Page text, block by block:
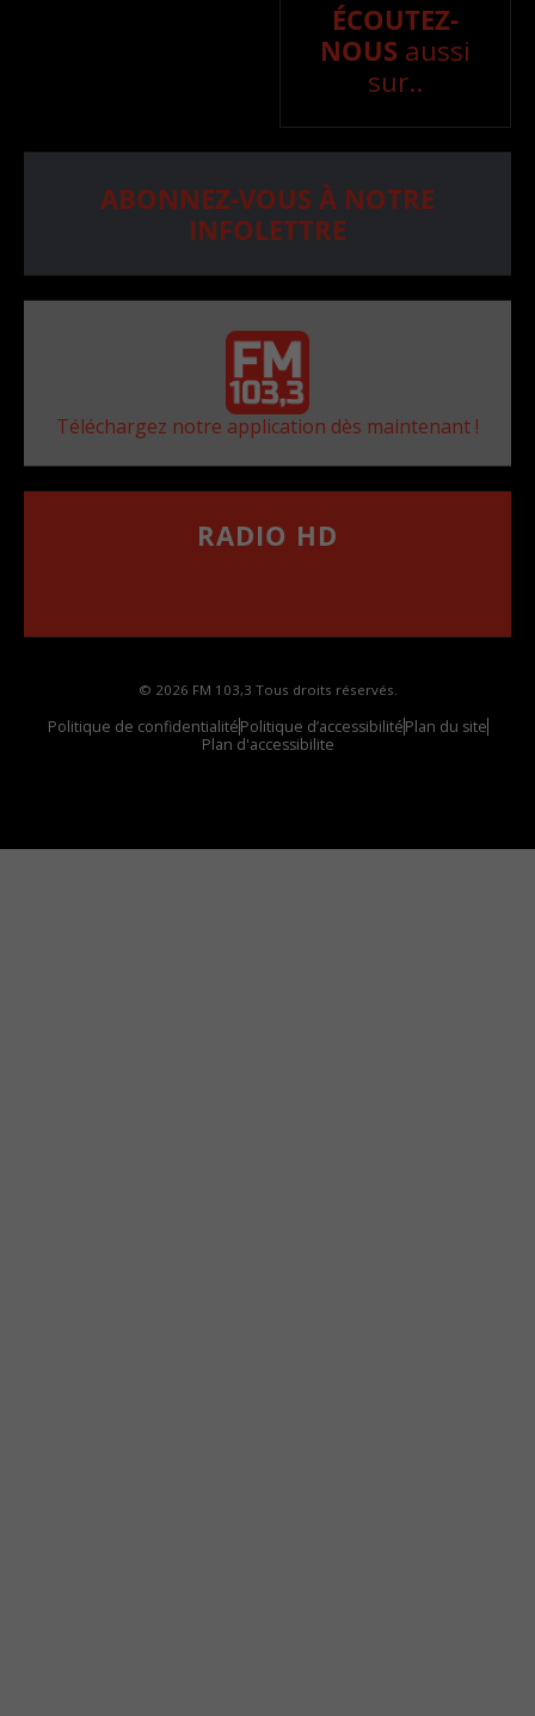
ÉCOUTEZ-
NOUS aussi
sur..
ABONNEZ-VOUS À NOTRE
INFOLETTRE
Téléchargez notre application dès maintenant !
RADIO HD
© 2026 FM 103,3 Tous droits réservés.
Politique de confidentialitéPolitique d’accessibilitéPlan du site
Plan d'accessibilite